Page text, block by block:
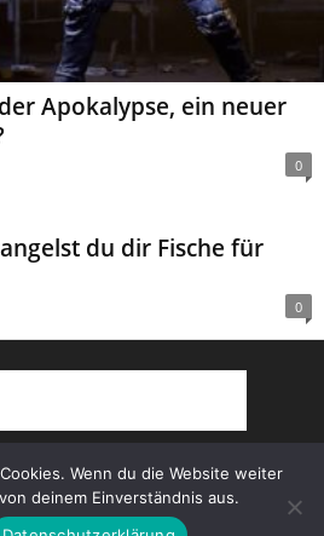
Apokalypse, ein neuer
0
du dir Fische für
0
Impressum
Datenschutz
Wenn du die Website weiter
deinem Einverständnis aus.